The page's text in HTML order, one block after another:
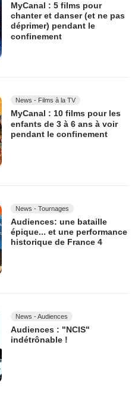
MyCanal : 5 films pour
chanter et danser (et ne pas
déprimer) pendant le
confinement
News - Films à la TV
MyCanal : 10 films pour les
enfants de 3 à 6 ans à voir
pendant le confinement
News - Tournages
Audiences: une bataille
épique... et une performance
historique de France 4
News - Audiences
Audiences : "NCIS"
indétrônable !